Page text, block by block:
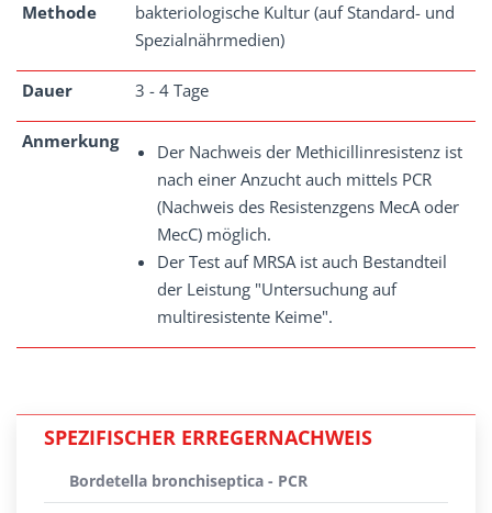
Methode
bakteriologische Kultur (auf Standard- und
Spezialnährmedien)
Dauer 3 - 4 Tage
Anmerkung
Der Nachweis der Methicillinresistenz ist
nach einer Anzucht auch mittels PCR
(Nachweis des Resistenzgens MecA oder
MecC) möglich.
Der Test auf MRSA ist auch Bestandteil
der Leistung "Untersuchung auf
multiresistente Keime".
SPEZIFISCHER ERREGERNACHWEIS
Bordetella bronchiseptica - PCR